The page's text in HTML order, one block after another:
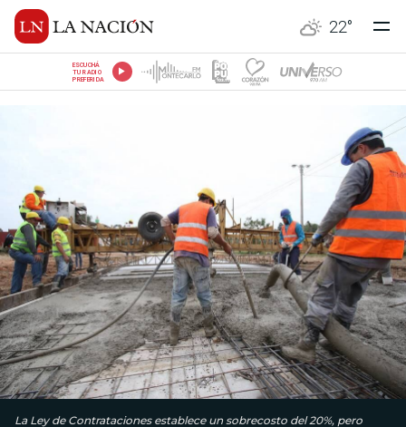
22°
ESCUCHÁ
TU RADIO
PREFERIDA
La Ley de Contrataciones establece un sobrecosto del 20%, pero